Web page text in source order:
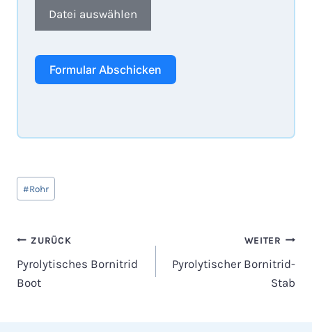
Datei auswählen
Formular Abschicken
Schlagworte:
#Rohr
Beitragsnavigation
ZURÜCK
Pyrolytisches Bornitrid
Boot
WEITER
Pyrolytischer Bornitrid-
Stab